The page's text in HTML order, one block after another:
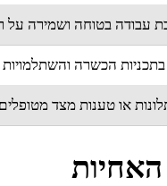
עבודה בטוחה ושמירה על
הכשרה והשתלמויות
או טענות מצד
האחיות